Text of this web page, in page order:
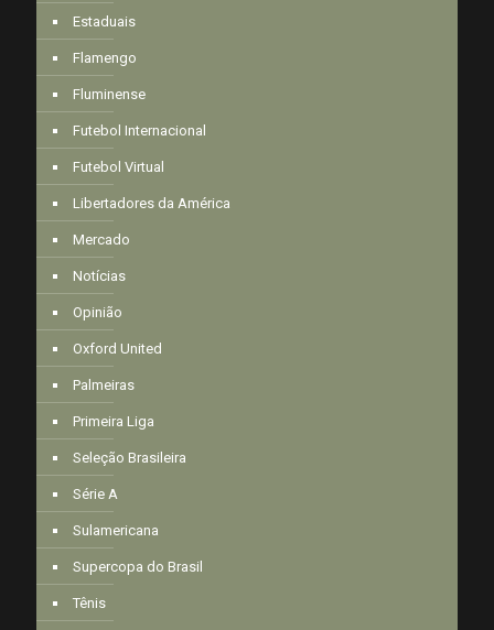
Estaduais
Flamengo
Fluminense
Futebol Internacional
Futebol Virtual
Libertadores da América
Mercado
Notícias
Opinião
Oxford United
Palmeiras
Primeira Liga
Seleção Brasileira
Série A
Sulamericana
Supercopa do Brasil
Tênis